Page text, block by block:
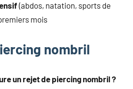
(abdos, natation, sports de
mois
nombril
un rejet de piercing nombril ?